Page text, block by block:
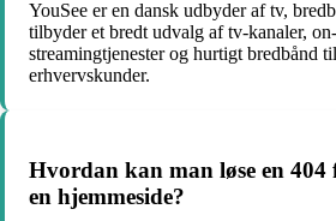
YouSee er en dansk udbyder af tv,
tilbyder et bredt udvalg af tv-kanaler,
streamingtjenester og hurtigt bredbånd
erhvervskunder.
Hvordan kan man løse en 404
en hjemmeside?